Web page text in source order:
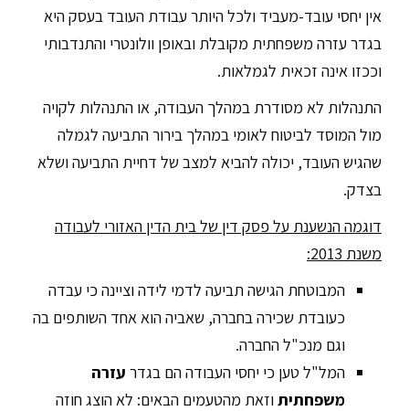
אין יחסי עובד-מעביד ולכל היותר עבודת העובד בעסק היא
בגדר עזרה משפחתית מקובלת ובאופן וולונטרי והתנדבותי
וככזו אינה זכאית לגמלאות.
התנהלות לא מסודרת במהלך העבודה, או התנהלות לקויה
מול המוסד לביטוח לאומי במהלך בירור התביעה לגמלה
שהגיש העובד, יכולה להביא למצב של דחיית התביעה ושלא
בצדק.
דוגמה הנשענת על פסק דין של בית הדין האזורי לעבודה
משנת 2013:
המבוטחת הגישה תביעה לדמי לידה וציינה כי עבדה
כעובדת שכירה בחברה, שאביה הוא אחד השותפים בה
וגם מנכ"ל החברה.
המל"ל טען כי יחסי העבודה הם בגדר עזרה
משפחתיתוזאת מהטעמים הבאים: לא הוצג חוזה